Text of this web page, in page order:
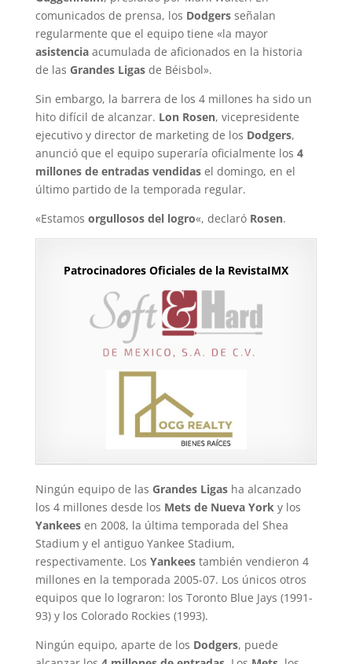
comunicados de prensa, los Dodgersseñalan
regularmente que el equipo tiene «la mayor
asistenciaacumulada de aficionados en la historia
de las Grandes Ligasde Béisbol».
Sin embargo, la barrera de los 4 millones ha sido un
hito difícil de alcanzar. Lon Rosen, vicepresidente
ejecutivo y director de marketing de los Dodgers,
anunció que el equipo superaría oficialmente los 4
millones de entradas vendidasel domingo, en el
último partido de la temporada regular.
«Estamos orgullosos del logro«, declaró Rosen.
Patrocinadores Oficiales de la RevistaIMX
Ningún equipo de las Grandes Ligasha alcanzado
los 4 millones desde los Mets de Nueva Yorky los
Yankeesen 2008, la última temporada del Shea
Stadium y el antiguo Yankee Stadium,
respectivamente. Los Yankeestambién vendieron 4
millones en la temporada 2005-07. Los únicos otros
equipos que lo lograron: los Toronto Blue Jays (1991-
93) y los Colorado Rockies (1993).
Ningún equipo, aparte de los Dodgers, puede